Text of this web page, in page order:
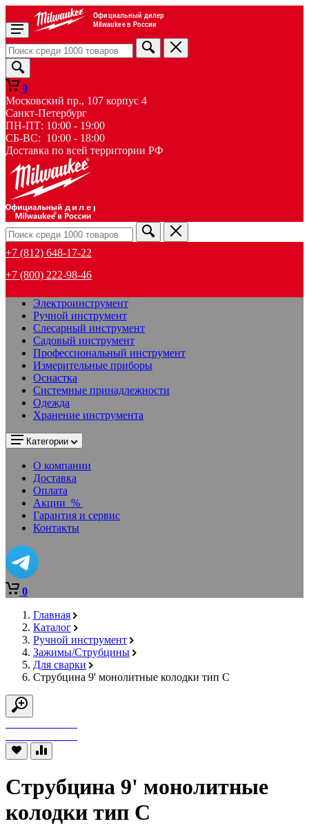
Официальный дилер
Milwaukee в России
0
Московский пр., 107 корпус 4
Санкт-Петербург
ПН-ПТ: 10:00 - 19:00
СБ-ВС: 10:00 - 18:00
Доставка по всей территории РФ
дилер
+7 (812) 648-17-22
+7 (800) 222-98-46
Электроинструмент
Ручной инструмент
Слесарный инструмент
Садовый инструмент
Профессиональный инструмент
Измерительные приборы
Оснастка
Системные принадлежности
Одежда
Хранение инструмента
Категории
О компании
Доставка
Оплата
Акции %
Гарантия и сервис
Контакты
0
Главная
Каталог
Ручной инструмент
Зажимы/Струбцины
Для сварки
Струбцина 9' монолитные колодки тип С
Струбцина 9' монолитные
колодки тип С